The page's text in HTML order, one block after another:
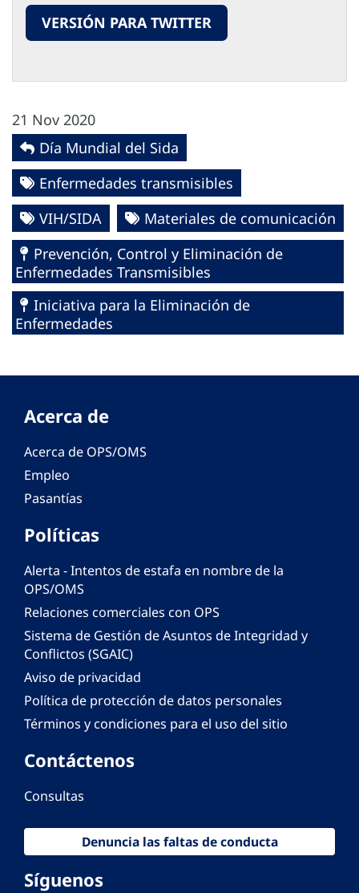
VERSIÓN PARA TWITTER
21 Nov 2020
Día Mundial del Sida
Enfermedades transmisibles
VIH/SIDA
Materiales de comunicación
Prevención, Control y Eliminación de
Enfermedades Transmisibles
Iniciativa para la Eliminación de
Enfermedades
Acerca de
Acerca de OPS/OMS
Empleo
Pasantías
Políticas
Alerta - Intentos de estafa en nombre de la
OPS/OMS
Relaciones comerciales con OPS
Sistema de Gestión de Asuntos de Integridad y
Conflictos (SGAIC)
Aviso de privacidad
Política de protección de datos personales
Términos y condiciones para el uso del sitio
Contáctenos
Consultas
Denuncia las faltas de conducta
Síguenos